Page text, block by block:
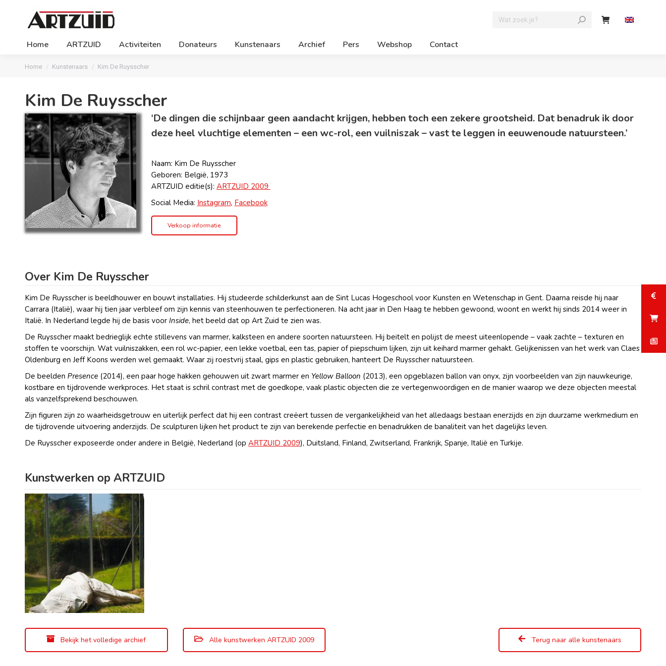
Home ARTZUID Activiteiten Donateurs Kunstenaars Archief Pers Webshop Contact
Je bent hier:
Home Kunstenaars Kim De Ruysscher
Kim De Ruysscher
‘De dingen die schijnbaar geen aandacht krijgen, hebben toch een zekere grootsheid. Dat benadruk ik door
deze heel vluchtige elementen – een wc-rol, een vuilniszak – vast te leggen in eeuwenoude natuursteen.’
Naam: Kim De Ruysscher
Geboren: België, 1973
ARTZUID editie(s): ARTZUID 2009
Social Media: Instagram, Facebook
Verkoop informatie
Over Kim De Ruysscher
Kim De Ruysscher is beeldhouwer en bouwt installaties. Hij studeerde schilderkunst aan de Sint Lucas Hogeschool voor Kunsten en Wetenschap in Gent. Daarna reisde hij naar
Carrara (Italië), waar hij tien jaar verbleef om zijn kennis van steenhouwen te perfectioneren. Na acht jaar in Den Haag te hebben gewoond, woont en werkt hij sinds 2014 weer in
Italië. In Nederland legde hij de basis voor Inside, het beeld dat op Art Zuid te zien was.
De Ruysscher maakt bedrieglijk echte stillevens van marmer, kalksteen en andere soorten natuursteen. Hij beitelt en polijst de meest uiteenlopende – vaak zachte – texturen en
stoffen te voorschijn. Wat vuilniszakken, een rol wc-papier, een lekke voetbal, een tas, papier of piepschuim lijken, zijn uit keihard marmer gehakt. Gelijkenissen van het werk van Claes
Oldenburg en Jeff Koons werden wel gemaakt. Waar zij roestvrij staal, gips en plastic gebruiken, hanteert De Ruysscher natuursteen.
De beelden Presence (2014), een paar hoge hakken gehouwen uit zwart marmer en Yellow Balloon (2013), een opgeblazen ballon van onyx, zijn voorbeelden van zijn nauwkeurige,
kostbare en tijdrovende werkproces. Het staat is schril contrast met de goedkope, vaak plastic objecten die ze vertegenwoordigen en de manier waarop we deze objecten meestal
als vanzelfsprekend beschouwen.
Zijn figuren zijn zo waarheidsgetrouw en uiterlijk perfect dat hij een contrast creëert tussen de vergankelijkheid van het alledaags bestaan enerzijds en zijn duurzame werkmedium en
de tijdrovende uitvoering anderzijds. De sculpturen lijken het product te zijn van berekende perfectie en benadrukken de banaliteit van het dagelijks leven.
De Ruysscher exposeerde onder andere in België, Nederland (op ARTZUID 2009), Duitsland, Finland, Zwitserland, Frankrijk, Spanje, Italië en Turkije.
Kunstwerken op ARTZUID
Bekijk het volledige archief Alle kunstwerken ARTZUID 2009 Terug naar alle kunstenaars